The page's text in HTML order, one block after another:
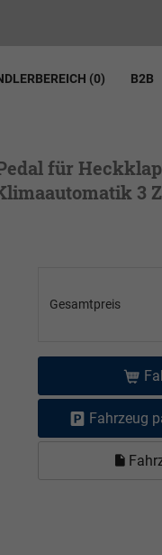
(0) B2B
für
3
Gesamtpreis
Fahrzeug